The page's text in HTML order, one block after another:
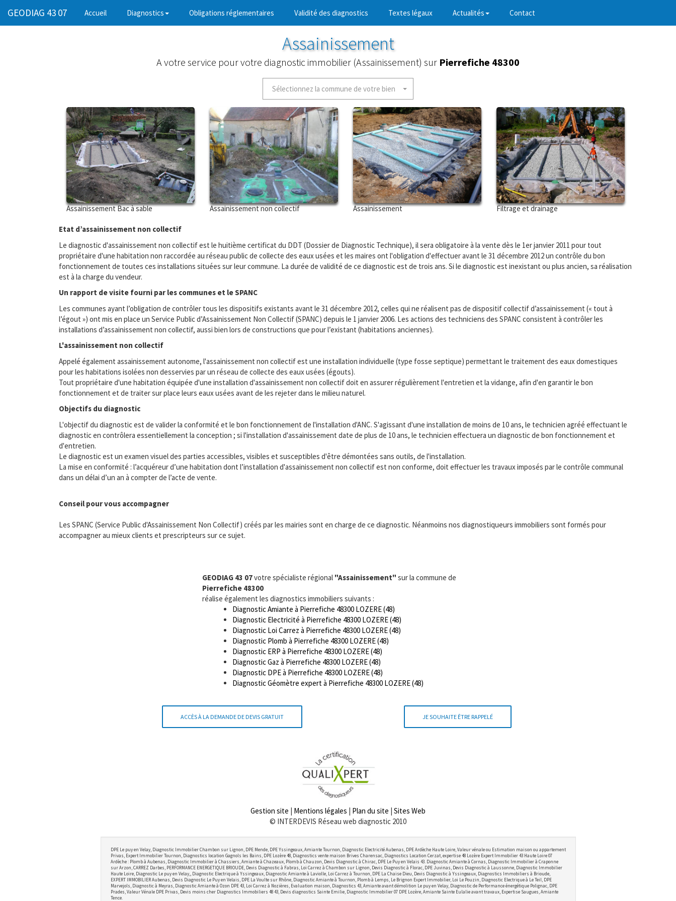
GEODIAG 43 07 Accueil (current)Diagnostics Obligations réglementaires Validité des diagnostics Textes légaux Actualités Contact
Assainissement
A votre service pour votre diagnostic immobilier (Assainissement) sur Pierrefiche 48300
Sélectionnez la commune de votre bien
Assainissement Bac à sable Assainissement non collectif Assainissement Filtrage et drainage
Etat d’assainissement non collectif
Le diagnostic d'assainissement non collectif est le huitième certificat du DDT (Dossier de Diagnostic Technique), il sera obligatoire à la vente dès le 1er janvier 2011 pour tout
propriétaire d'une habitation non raccordée au réseau public de collecte des eaux usées et les maires ont l'obligation d'effectuer avant le 31 décembre 2012 un contrôle du bon
fonctionnement de toutes ces installations situées sur leur commune. La durée de validité de ce diagnostic est de trois ans. Si le diagnostic est inexistant ou plus ancien, sa réalisation
est à la charge du vendeur.
Un rapport de visite fourni par les communes et le SPANC
Les communes ayant l’obligation de contrôler tous les dispositifs existants avant le 31 décembre 2012, celles qui ne réalisent pas de dispositif collectif d’assainissement (« tout à
l’égout ») ont mis en place un Service Public d’Assainissement Non Collectif (SPANC) depuis le 1 janvier 2006. Les actions des techniciens des SPANC consistent à contrôler les
installations d’assainissement non collectif, aussi bien lors de constructions que pour l’existant (habitations anciennes).
L'assainissement non collectif
Appelé également assainissement autonome, l'assainissement non collectif est une installation individuelle (type fosse septique) permettant le traitement des eaux domestiques
pour les habitations isolées non desservies par un réseau de collecte des eaux usées (égouts).
Tout propriétaire d'une habitation équipée d'une installation d'assainissement non collectif doit en assurer régulièrement l'entretien et la vidange, afin d'en garantir le bon
fonctionnement et de traiter sur place leurs eaux usées avant de les rejeter dans le milieu naturel.
Objectifs du diagnostic
L'objectif du diagnostic est de valider la conformité et le bon fonctionnement de l'installation d'ANC. S'agissant d'une installation de moins de 10 ans, le technicien agréé effectuant le
diagnostic en contrôlera essentiellement la conception ; si l'installation d'assainissement date de plus de 10 ans, le technicien effectuera un diagnostic de bon fonctionnement et
d'entretien.
Le diagnostic est un examen visuel des parties accessibles, visibles et susceptibles d'être démontées sans outils, de l'installation.
La mise en conformité : l’acquéreur d’une habitation dont l’installation d'assainissement non collectif est non conforme, doit effectuer les travaux imposés par le contrôle communal
dans un délai d’un an à compter de l’acte de vente.
Conseil pour vous accompagner
Les SPANC (Service Public d'Assainissement Non Collectif) créés par les mairies sont en charge de ce diagnostic. Néanmoins nos diagnostiqueurs immobiliers sont formés pour
accompagner au mieux clients et prescripteurs sur ce sujet.
GEODIAG 43 07votre spécialiste régional "Assainissement" sur la commune de
Pierrefiche 48300
réalise également les diagnostics immobiliers suivants :
Diagnostic Amiante à Pierrefiche 48300 LOZERE (48)
Diagnostic Electricité à Pierrefiche 48300 LOZERE (48)
Diagnostic Loi Carrez à Pierrefiche 48300 LOZERE (48)
Diagnostic Plomb à Pierrefiche 48300 LOZERE (48)
Diagnostic ERP à Pierrefiche 48300 LOZERE (48)
Diagnostic Gaz à Pierrefiche 48300 LOZERE (48)
Diagnostic DPE à Pierrefiche 48300 LOZERE (48)
Diagnostic Géomètre expert à Pierrefiche 48300 LOZERE (48)
ACCÈS À LA DEMANDE DE DEVIS GRATUIT JE SOUHAITE ÊTRE RAPPELÉ
Gestion site | Mentions légales | Plan du site | Sites Web
© INTERDEVIS Réseau web diagnostic 2010
DPE Le puy en Velay, Diagnostic Immobilier Chambon sur Lignon, DPE Mende, DPE Yssingeaux, Amiante Tournon, Diagnostic Electricité Aubenas, DPE Ardèche Haute Loire, Valeur vénale ou Estimation maison ou appartement
Privas, Expert Immobilier Tournon, Diagnostics location Gagnols les Bains, DPE Lozère 48, Diagnostics vente maison Brives Charensac, Diagnostics Location Cerzat, expertise 48 Lozère Expert Immobilier 43 Haute Loire 07
Ardèche : Plomb à Aubenas, Diagnostic Immobilier à Chassiers, Amiante à Chazeaux, Plomb à Chauzon, Devis Diagnostic à Chirac, DPE Le Puy en Velais 43. Diagnostic Amiante à Cornas, Diagnostic Immobilier à Craponne
sur Arzon, CARREZ Darbes, PERFORMANCE ENERGETIQUE BRIOUDE, Devis Diagnostic à Fabras, Loi Carrez à Chambon sur Lignon, Devis Diagnostic à Florac, DPE Juvinas, Devis Diagnostic à Laussonne, Diagnostic Immobilier
Haute Loire, Diagnostic Le puy en Velay,, Diagnostic Electrique à Yssingeaux, Diagnostic Amiante à Laviolle, Loi Carrez à Tournon, DPE La Chaise Dieu, Devis Diagnostic à Yssingeaux, Diagnostics Immobiliers à Brioude,
EXPERT IMMOBILIER Aubenas, Devis Diagnostic Le Puy en Velais, DPE La Voulte sur Rhône, Diagnostic Amiante à Tournon, Plomb à Lemps, Le Brignon Expert Immobilier, Loi Le Pouzin, Diagnostic Electrique à Le Teil, DPE
Marvejols, Diagnostic à Meyras, Diagnostic Amiante à Ozon DPE 43, Loi Carrez à Nozières, Evaluation maison, Diagnostics 43, Amiante avant démolition Le puy en Velay, Diagnostic de Performance énergétique Polignac, DPE
Prades, Valeur Vénale DPE Privas, Devis moins cher Diagnostics Immobiliers 48 43, Devis diagnostics Sainte Emilie, Diagnostic Immobilier 07 DPE Lozère, Amiante Sainte Eulalie avant travaux, Expertise Saugues, Amiante
Tence.